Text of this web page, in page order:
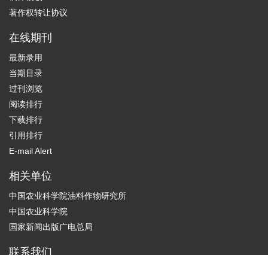
著作权转让协议
在线期刊
最新录用
当期目录
过刊浏览
阅读排行
下载排行
引用排行
E-mail Alert
相关单位
中国农业科学院油料作物研究所
中国农业科学院
国家新闻出版广电总局
联系我们